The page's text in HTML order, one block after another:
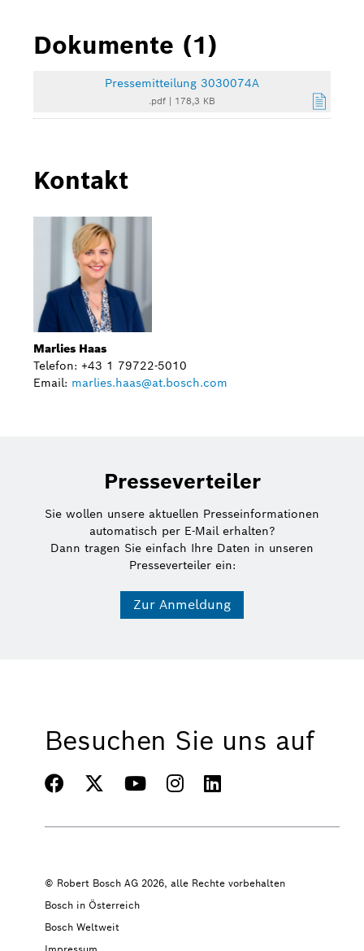
Dokumente (1)
Pressemitteilung 3030074A
.pdf | 178,3 KB
Kontakt
Marlies Haas
Telefon: +43 1 79722-5010
Email: marlies.haas@at.bosch.com
Presseverteiler
Sie wollen unsere aktuellen Presseinformationen
automatisch per E-Mail erhalten?
Dann tragen Sie einfach Ihre Daten in unseren
Presseverteiler ein:
Zur Anmeldung
Besuchen Sie uns auf
© Robert Bosch AG 2026, alle Rechte vorbehalten
Bosch in Österreich
Bosch Weltweit